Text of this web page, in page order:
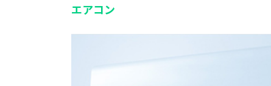
エアコン